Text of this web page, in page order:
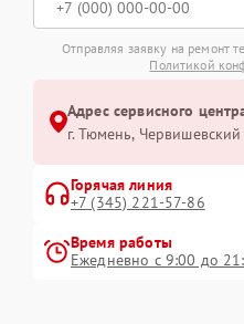
Отправляя заявку на ремонт
Политикой
Адрес сервисного
г. Тюмень, ​Червишевский
Горячая линия
+7 (345) 221-57-86
Время работы
Ежедневно с 9:00 до